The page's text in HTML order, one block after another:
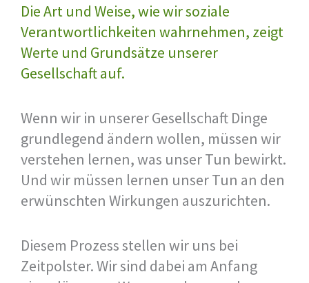
Die Art und Weise, wie wir soziale
Verantwortlichkeiten wahrnehmen, zeigt
Werte und Grundsätze unserer
Gesellschaft auf.
Wenn wir in unserer Gesellschaft Dinge
grundlegend ändern wollen, müssen wir
verstehen lernen, was unser Tun bewirkt.
Und wir müssen lernen unser Tun an den
erwünschten Wirkungen auszurichten.
Diesem Prozess stellen wir uns bei
Zeitpolster. Wir sind dabei am Anfang